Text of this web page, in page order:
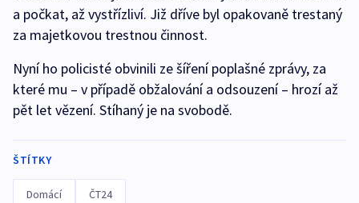
a počkat, až vystřízliví. Již dříve byl opakovaně trestaný
za majetkovou trestnou činnost.
Nyní ho policisté obvinili ze šíření poplašné zprávy, za
které mu – v případě obžalování a odsouzení – hrozí až
pět let vězení. Stíhaný je na svobodě.
ŠTÍTKY
Domácí ČT24